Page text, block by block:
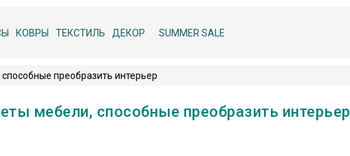
КОВРЫ ТЕКСТИЛЬ ДЕКОР SUMMER SALE
преобразить интерьер
мебели, способные преобразить интерьер